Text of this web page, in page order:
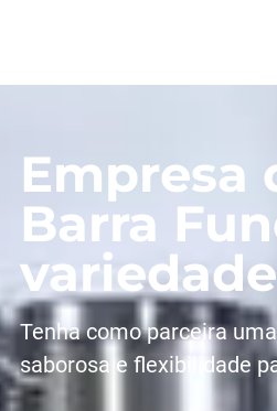
Empresa
Barra
Tenha como parceira
saborosa e flexibilidade